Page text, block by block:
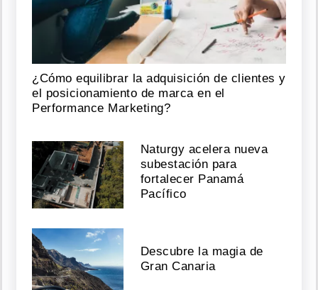
Espriella
2026
llega
a
Cali
para
participar
la
investidura
de
El
Tigre
o
¿Cómo equilibrar la adquisición de clientes y
el posicionamiento de marca en el
Performance Marketing?
Naturgy acelera nueva
subestación para
fortalecer Panamá
Pacífico
Descubre la magia de
Gran Canaria